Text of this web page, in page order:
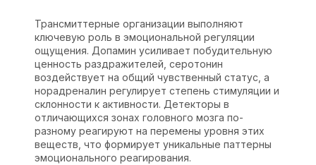
Трансмиттерные организации выполняют
ключевую роль в эмоциональной регуляции
ощущения. Допамин усиливает побудительную
ценность раздражителей, серотонин
воздействует на общий чувственный статус, а
норадреналин регулирует степень стимуляции и
склонности к активности. Детекторы в
отличающихся зонах головного мозга по-
разному реагируют на перемены уровня этих
веществ, что формирует уникальные паттерны
эмоционального реагирования.